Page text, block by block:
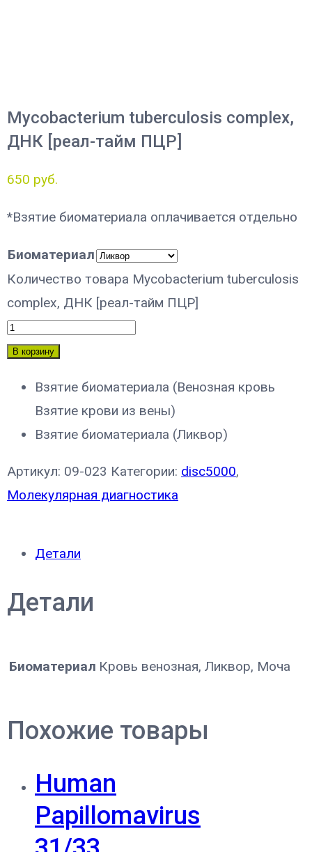
Mycobacterium tuberculosis complex,
ДНК [реал-тайм ПЦР]
650 руб.
*Взятие биоматериала оплачивается отдельно
Биоматериал
Количество товара Mycobacterium tuberculosis
complex, ДНК [реал-тайм ПЦР]
В корзину
Взятие биоматериала (Венозная кровь
Взятие крови из вены)
Взятие биоматериала (Ликвор)
Артикул: 09-023 Категории: disc5000,
Молекулярная диагностика
Детали
Детали
Биоматериал Кровь венозная, Ликвор, Моча
Похожие товары
Human
Papillomavirus